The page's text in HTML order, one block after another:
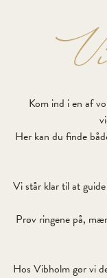
Kom ind i en af
Her kan du finde
Vi står klar til at
Prøv ringene på,
Hos Vibholm gør vi